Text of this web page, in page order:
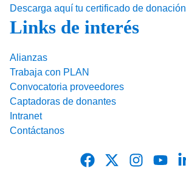
Descarga aquí tu certificado de donación
Links de interés
Alianzas
Trabaja con PLAN
Convocatoria proveedores
Captadoras de donantes
Intranet
Contáctanos